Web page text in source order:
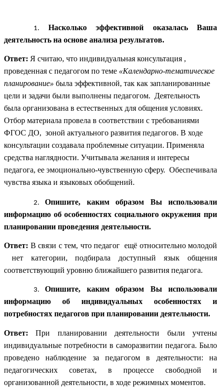
Насколько эффективной оказалась Ваша
деятельность на основе анализа результатов.
Ответ: Я считаю, что индивидуальная консультация ,
проведенная с педагогом по теме «Календарно-тематическое
планирование» была эффективной, так как запланированные
цели и задачи были выполнены педагогом. Деятельность
была организована в естественных для общения условиях.
Отбор материала провела в соответствии с требованиями
ФГОС ДО, зоной актуального развития педагогов. В ходе
консультации создавала проблемные ситуации. Применяла
средства наглядности. Учитывала желания и интересы
педагога, ее эмоционально-чувственную сферу. Обеспечивала
чувства языка и языковых обобщений.
Опишите, каким образом Вы использовали
информацию об особенностях социального окружения при
планировании проведения деятельности.
Ответ: В связи с тем, что педагог ещё относительно молодой
нет категории, подбирала доступный язык общения
соответствующий уровню ближайшего развития педагога.
Опишите, каким образом Вы использовали
информацию об индивидуальных особенностях и
потребностях педагогов при планировании деятельности.
Ответ: При планировании деятельности были учтены
индивидуальные потребности в саморазвитии педагога. Было
проведено наблюдение за педагогом в деятельности: на
педагогических советах, в процессе свободной и
организованной деятельности, в ходе режимных моментов.